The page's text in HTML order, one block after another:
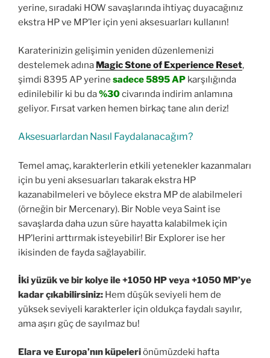
yerine, sıradaki HOW savaşlarında ihtiyaç duyacağınız
ekstra HP ve MP’ler için yeni aksesuarları kullanın!
Karaterinizin gelişimin yeniden düzenlemenizi
destelemek adına Magic Stone of Experience Reset,
şimdi 8395 AP yerine sadece 5895 AP karşılığında
edinilebilir ki bu da%30civarında indirim anlamına
geliyor. Fırsat varken hemen birkaç tane alın deriz!
Aksesuarlardan Nasıl Faydalanacağım?
Temel amaç, karakterlerin etkili yetenekler kazanmaları
için bu yeni aksesuarları takarak ekstra HP
kazanabilmeleri ve böylece ekstra MP de alabilmeleri
(örneğin bir Mercenary). Bir Noble veya Saint ise
savaşlarda daha uzun süre hayatta kalabilmek için
HP’lerini arttırmak isteyebilir! Bir Explorer ise her
ikisinden de fayda sağlayabilir.
İki yüzük ve bir kolye ile +1050 HP veya +1050 MP’ye
kadar çıkabilirsiniz: Hem düşük seviyeli hem de
yüksek seviyeli karakterler için oldukça faydalı sayılır,
ama aşırı güç de sayılmaz bu!
Elara ve Europa’nın küpeleriönümüzdeki hafta